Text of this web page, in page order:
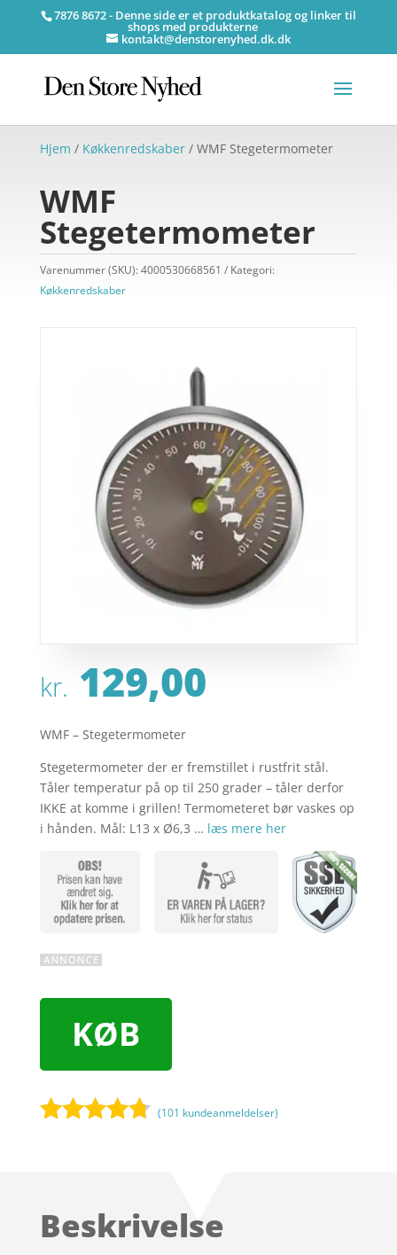
7876 8672 - Denne side er et produktkatalog og linker til
shops med produkterne
kontakt@denstorenyhed.dk.dk
Hjem / Køkkenredskaber/ WMF Stegetermometer
WMF
Stegetermometer
Varenummer (SKU):4000530668561
Kategori:
Køkkenredskaber
kr. 129,00
WMF – Stegetermometer
Stegetermometer der er fremstillet i rustfrit stål.
Tåler temperatur på op til 250 grader – tåler derfor
IKKE at komme i grillen! Termometeret bør vaskes op
i hånden. Mål: L13 x Ø6,3 … læs mere her
KØB
på
(101 kundeanmeldelser)
Beskrivelse